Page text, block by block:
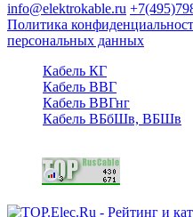
info@elektrokable.ru
Политика
персональных данных
Кабель КГ
Кабель ВВГ
Кабель ВВГнг
Кабель ВБбШв, ВБШв